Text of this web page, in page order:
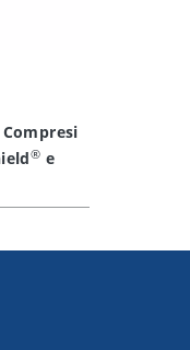
® e